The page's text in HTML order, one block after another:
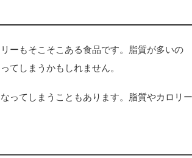
ーもそこそこある食品です。脂質が多いの
てしまうかもしれません。
ってしまうこともあります。脂質やカロリー